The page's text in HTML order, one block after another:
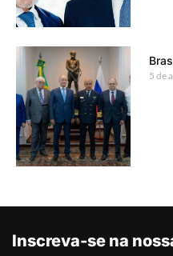
5 de
Inscreva-se na